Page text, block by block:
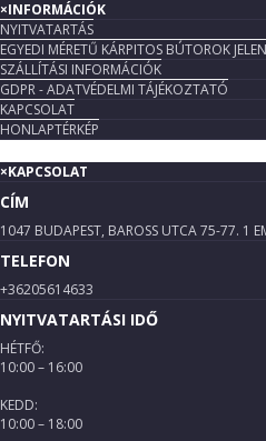
×INFORMÁCIÓK
NYITVATARTÁS
EGYEDI MÉRETŰ KÁRPITOS BÚTOROK
SZÁLLÍTÁSI INFORMÁCIÓK
GDPR - ADATVÉDELMI TÁJÉKOZTATÓ
KAPCSOLAT
HONLAPTÉRKÉP
×KAPCSOLAT
CÍM
1047 BUDAPEST, BAROSS UTCA 75-77. 1
TELEFON
+36205614633
NYITVATARTÁSI IDŐ
HÉTFŐ:
10:00 – 16:00
KEDD:
10:00 – 18:00